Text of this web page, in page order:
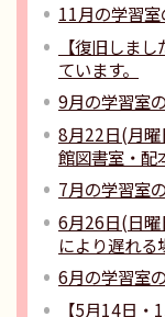
11月の学習
【復旧しま
ています。
9月の学習室
8月22日(月曜
館図書室・配
7月の学習室
6月26日(日曜
により遅れる
6月の学習室
【5月14日